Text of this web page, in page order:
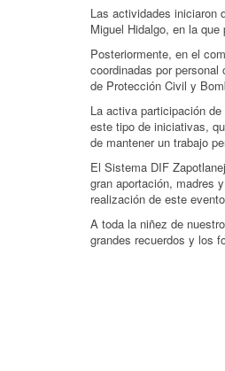
Las actividades iniciaron
Miguel Hidalgo, en la
Posteriormente, en el
coordinadas por
de Protección Civil y
La activa participación
este tipo de iniciativas,
de mantener un trabajo
El Sistema DIF
gran aportación, madres
realización de este
A toda la niñez de
grandes recuerdos y los